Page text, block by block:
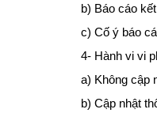
b) Báo cáo
c) Cố ý báo
4- Hành vi vi
a) Không cập
b) Cập nhật